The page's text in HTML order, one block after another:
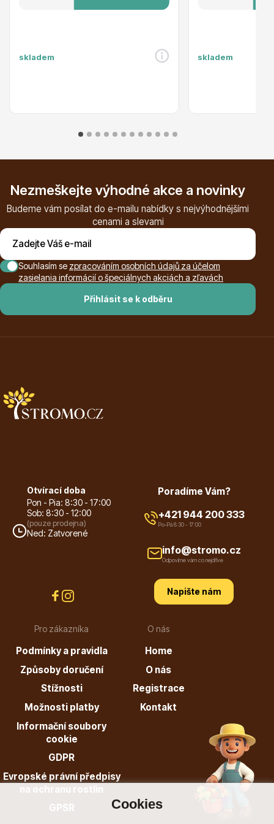
Cookies
Ovocné stromy
Okrasné trávy
Okrasné keře
Bambusy
Dekorace
skladem skladem
Nezmeškejte výhodné akce a novinky
Budeme vám posílat do e-mailu nabídky s nejvýhodnějšími
cenami a slevami
Přihlásit se k odběru
Souhlasím se zpracováním osobních údajů za účelom
zasielania informácií o špeciálnych akciách a zľavách
Otvírací doba
Pon - Pia: 8:30 - 17:00
Sob: 8:30 - 12:00
(pouze prodejna)
Ned: Zatvorené
Pro zákazníka
Podmínky a pravidla
Způsoby doručení
Stížnosti
Možnosti platby
Informační soubory
cookie
GDPR
Evropské právní předpisy
na ochranu rostlin
GPSR
O nás
Home
O nás
Registrace
Kontakt
Poradíme Vám?
+421 944 200 333
Po-Pá 8:30 - 17:00
info@stromo.cz
Odpovíme vám co nejdříve
Napište nám